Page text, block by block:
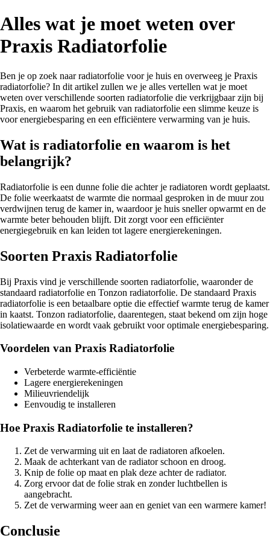
Alles wat je moet weten over
Praxis Radiatorfolie
Ben je op zoek naar radiatorfolie voor je huis en overweeg je Praxis
radiatorfolie? In dit artikel zullen we je alles vertellen wat je moet
weten over verschillende soorten radiatorfolie die verkrijgbaar zijn bij
Praxis, en waarom het gebruik van radiatorfolie een slimme keuze is
voor energiebesparing en een efficiëntere verwarming van je huis.
Wat is radiatorfolie en waarom is het
belangrijk?
Radiatorfolie is een dunne folie die achter je radiatoren wordt geplaatst.
De folie weerkaatst de warmte die normaal gesproken in de muur zou
verdwijnen terug de kamer in, waardoor je huis sneller opwarmt en de
warmte beter behouden blijft. Dit zorgt voor een efficiënter
energiegebruik en kan leiden tot lagere energierekeningen.
Soorten Praxis Radiatorfolie
Bij Praxis vind je verschillende soorten radiatorfolie, waaronder de
standaard radiatorfolie en Tonzon radiatorfolie. De standaard Praxis
radiatorfolie is een betaalbare optie die effectief warmte terug de kamer
in kaatst. Tonzon radiatorfolie, daarentegen, staat bekend om zijn hoge
isolatiewaarde en wordt vaak gebruikt voor optimale energiebesparing.
Voordelen van Praxis Radiatorfolie
Verbeterde warmte-efficiëntie
Lagere energierekeningen
Milieuvriendelijk
Eenvoudig te installeren
Hoe Praxis Radiatorfolie te installeren?
Zet de verwarming uit en laat de radiatoren afkoelen.
Maak de achterkant van de radiator schoon en droog.
Knip de folie op maat en plak deze achter de radiator.
Zorg ervoor dat de folie strak en zonder luchtbellen is
aangebracht.
Zet de verwarming weer aan en geniet van een warmere kamer!
Conclusie